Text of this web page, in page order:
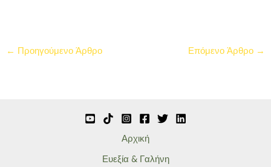
← Προηγούμενο Άρθρο Επόμενο Άρθρο →
Αρχική
Ευεξία & Γαλήνη